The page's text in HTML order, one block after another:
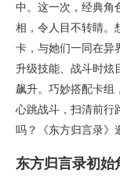
中。这一次，经典角
相，令人目不转睛。
卡，与她们一同在异
升级技能、战斗时炫
飙升。巧妙搭配卡组
心跳战斗，扫清前行
吗？《东方归言录》
东方归言录初始